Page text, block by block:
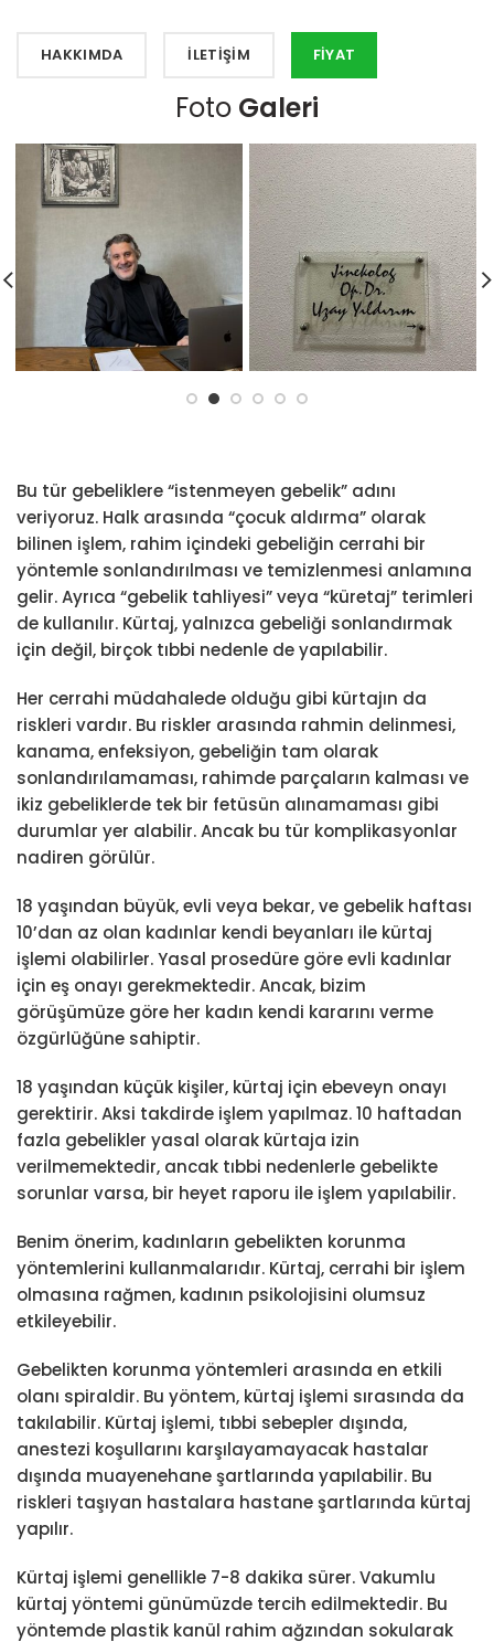
HAKKIMDA İLETIŞIM FIYAT
Foto Galeri
Bu tür gebeliklere “istenmeyen gebelik” adını
veriyoruz. Halk arasında “çocuk aldırma” olarak
bilinen işlem, rahim içindeki gebeliğin cerrahi bir
yöntemle sonlandırılması ve temizlenmesi anlamına
gelir. Ayrıca “gebelik tahliyesi” veya “küretaj” terimleri
de kullanılır. Kürtaj, yalnızca gebeliği sonlandırmak
için değil, birçok tıbbi nedenle de yapılabilir.
Her cerrahi müdahalede olduğu gibi kürtajın da
riskleri vardır. Bu riskler arasında rahmin delinmesi,
kanama, enfeksiyon, gebeliğin tam olarak
sonlandırılamaması, rahimde parçaların kalması ve
ikiz gebeliklerde tek bir fetüsün alınamaması gibi
durumlar yer alabilir. Ancak bu tür komplikasyonlar
nadiren görülür.
18 yaşından büyük, evli veya bekar, ve gebelik haftası
10’dan az olan kadınlar kendi beyanları ile kürtaj
işlemi olabilirler. Yasal prosedüre göre evli kadınlar
için eş onayı gerekmektedir. Ancak, bizim
görüşümüze göre her kadın kendi kararını verme
özgürlüğüne sahiptir.
18 yaşından küçük kişiler, kürtaj için ebeveyn onayı
gerektirir. Aksi takdirde işlem yapılmaz. 10 haftadan
fazla gebelikler yasal olarak kürtaja izin
verilmemektedir, ancak tıbbi nedenlerle gebelikte
sorunlar varsa, bir heyet raporu ile işlem yapılabilir.
Benim önerim, kadınların gebelikten korunma
yöntemlerini kullanmalarıdır. Kürtaj, cerrahi bir işlem
olmasına rağmen, kadının psikolojisini olumsuz
etkileyebilir.
Gebelikten korunma yöntemleri arasında en etkili
olanı spiraldir. Bu yöntem, kürtaj işlemi sırasında da
takılabilir. Kürtaj işlemi, tıbbi sebepler dışında,
anestezi koşullarını karşılayamayacak hastalar
dışında muayenehane şartlarında yapılabilir. Bu
riskleri taşıyan hastalara hastane şartlarında kürtaj
yapılır.
Kürtaj işlemi genellikle 7-8 dakika sürer. Vakumlu
kürtaj yöntemi günümüzde tercih edilmektedir. Bu
yöntemde plastik kanül rahim ağzından sokularak